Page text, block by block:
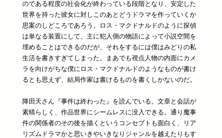
のである程度の社会化が終わっている段階となり、安定した
世界を持った彼女に対しこのあとどうドラマを作っていくか
思案のしどころであろう。ロス・マクドナルドのように探偵
は単なる装置にして、主に犯人側の物語によって小説空間を
埋めることはできるのだが、それをするには僕はみどりの私
生活を書きすぎてしまった。まあでも視点人物の内面にカメ
ラを向けがちな僕にロス・マクドナルドのようなものが書け
るとも思えず、結局作家は書けるものを書くしかないのだ。
降田天さん『事件は終わった』を読んでいる。文章と会話が
素晴らしく、作品世界にシームレスに没入できる。通り魔事
件の関係者のその後を描くというコンセプトも面白く、リア
リズムドラマかと思いきやいきなりジャンルを越えたりもす